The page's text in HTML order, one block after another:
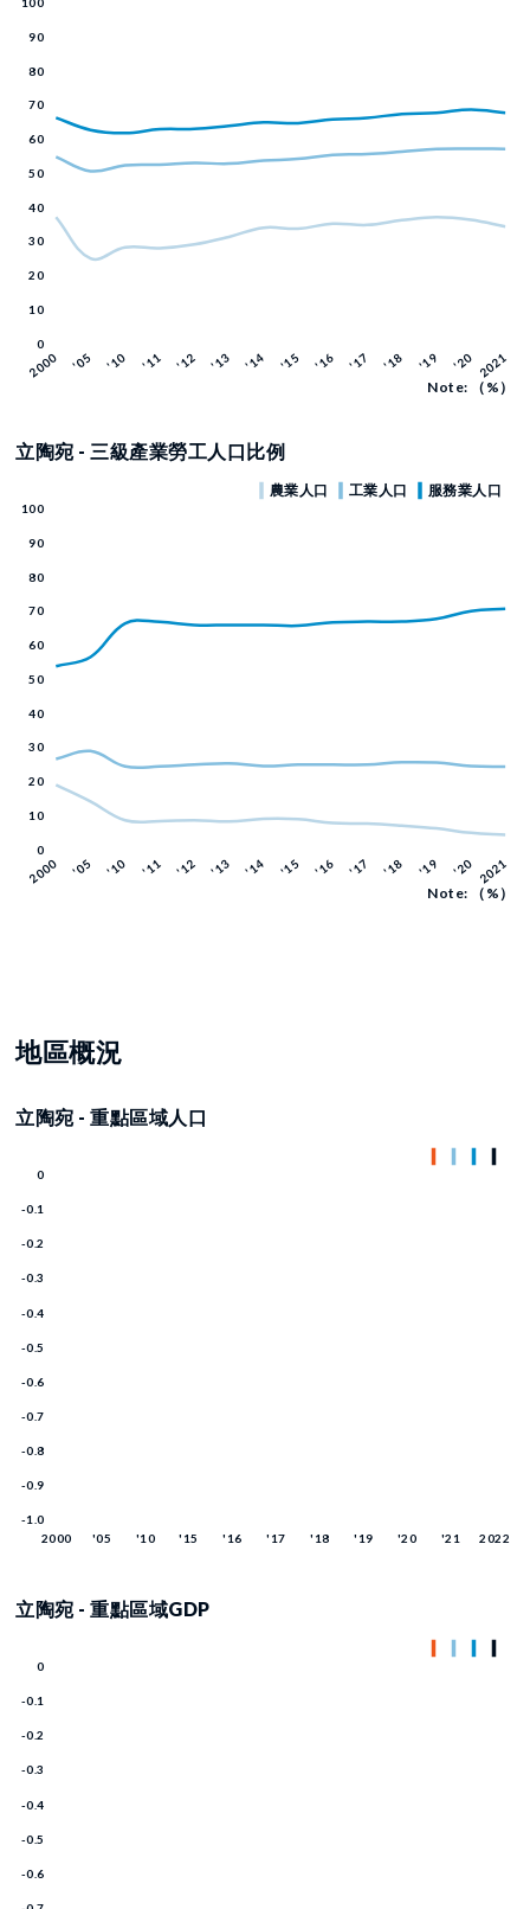
Note: （%）
立陶宛 - 三級產業勞工人口比例
Note: （%）
地區概況
立陶宛 - 重點區域人口
立陶宛 - 重點區域GDP